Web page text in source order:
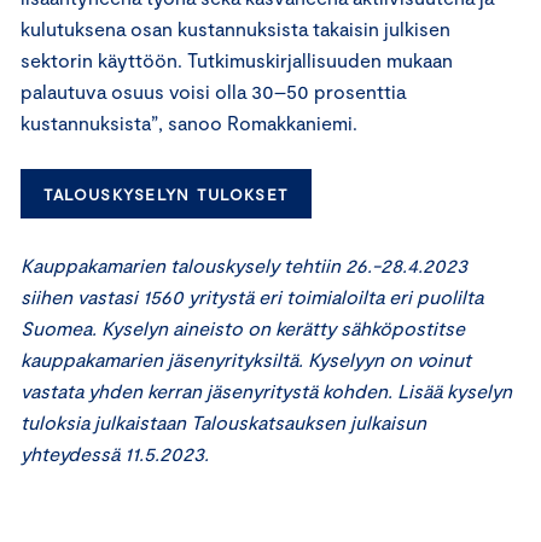
kulutuksena osan kustannuksista takaisin julkisen
sektorin käyttöön. Tutkimuskirjallisuuden mukaan
palautuva osuus voisi olla 30–50 prosenttia
kustannuksista”, sanoo Romakkaniemi.
TALOUSKYSELYN TULOKSET
Kauppakamarien talouskysely tehtiin 26.-28.4.2023
siihen vastasi 1560 yritystä eri toimialoilta eri puolilta
Suomea. Kyselyn aineisto on kerätty sähköpostitse
kauppakamarien jäsenyrityksiltä. Kyselyyn on voinut
vastata yhden kerran jäsenyritystä kohden. Lisää kyselyn
tuloksia julkaistaan Talouskatsauksen julkaisun
yhteydessä 11.5.2023.